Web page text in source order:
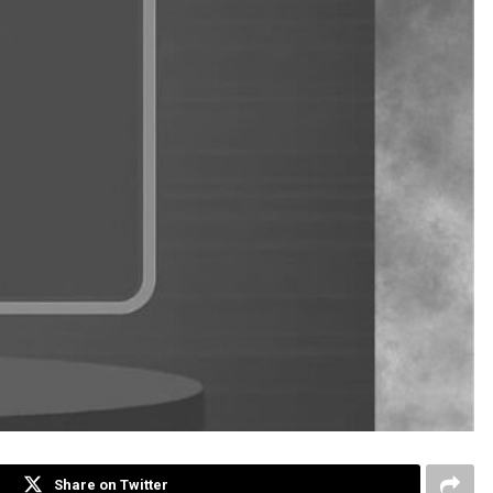
Share on Twitter